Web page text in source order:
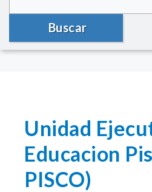
Buscar
Unidad
Educacion
PISCO)